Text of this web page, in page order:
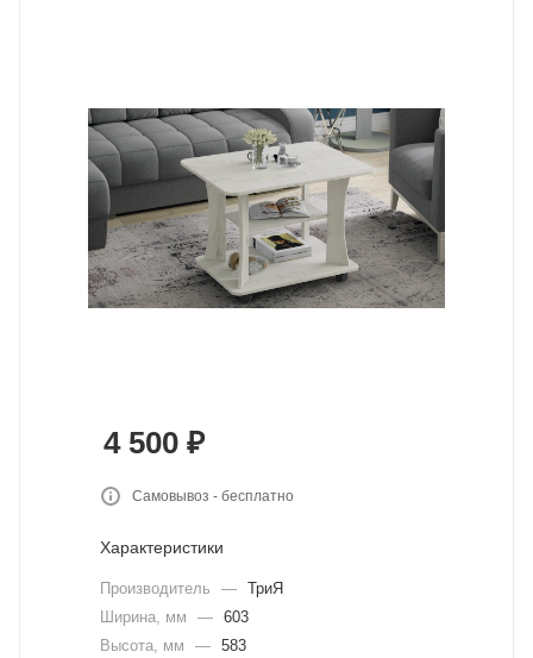
4 500 ₽
Самовывоз - бесплатно
Характеристики
Производитель — ТриЯ
Ширина, мм
— 603
Высота, мм
— 583